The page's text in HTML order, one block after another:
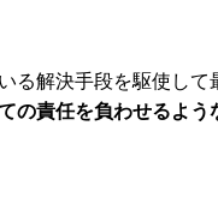
る解決手段を駆使し
の責任を負わせるよ